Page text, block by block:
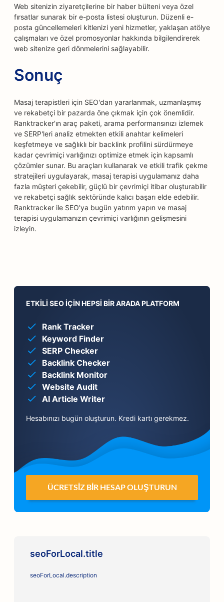
Web sitenizin ziyaretçilerine bir haber bülteni veya özel
fırsatlar sunarak bir e-posta listesi oluşturun. Düzenli e-
posta güncellemeleri kitlenizi yeni hizmetler, yaklaşan atölye
çalışmaları ve özel promosyonlar hakkında bilgilendirerek
web sitenize geri dönmelerini sağlayabilir.
Sonuç
Masaj terapistleri için SEO'dan yararlanmak, uzmanlaşmış
ve rekabetçi bir pazarda öne çıkmak için çok önemlidir.
Ranktracker'ın araç paketi, arama performansınızı izlemek
ve SERP'leri analiz etmekten etkili anahtar kelimeleri
keşfetmeye ve sağlıklı bir backlink profilini sürdürmeye
kadar çevrimiçi varlığınızı optimize etmek için kapsamlı
çözümler sunar. Bu araçları kullanarak ve etkili trafik çekme
stratejileri uygulayarak, masaj terapisi uygulamanız daha
fazla müşteri çekebilir, güçlü bir çevrimiçi itibar oluşturabilir
ve rekabetçi sağlık sektöründe kalıcı başarı elde edebilir.
Ranktracker ile SEO'ya bugün yatırım yapın ve masaj
terapisi uygulamanızın çevrimiçi varlığının gelişmesini
izleyin.
ETKILI SEO IÇIN HEPSI BIR ARADA PLATFORM
Rank Tracker
Keyword Finder
SERP Checker
Backlink Checker
Backlink Monitor
Website Audit
AI Article Writer
Hesabınızı bugün oluşturun. Kredi kartı gerekmez.
ÜCRETSIZ BIR HESAP OLUŞTURUN
seoForLocal.title
seoForLocal.description